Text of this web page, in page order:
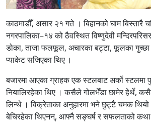
काठमाडौँ, असार २१ गते । बिहानको घाम बिस्तारै
नगरपालिका–१४ को ठैवस्थित विष्णुदेवी
डोका, ताजा फलफूल, अचारका बट्टा, फूलका गुच्छा
प्याकेट सजिएका थिए ।
बजारमा आएका ग्राहक एक स्टलबाट अर्को स्टलमा
नियालिरहेका थिए । कसैले गोलभेँडा छामेर हेर्थे,
लिन्थे । विक्रेताका अनुहारमा भने छुट्टै चमक
बेचिरहेका थिएनन्, आफ्नै सङ्घर्ष र सफलताको कथा